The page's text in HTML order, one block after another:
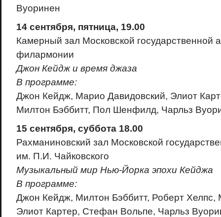
Вуоринен
14 сентября, пятница, 19.00
Камерный зал Московской государственной
филармонии
Джон Кейдж и время джаза
В программе:
Джон Кейдж, Марио Давидовский, Элиот
Милтон Бэббитт, Пол Шенфилд, Чарльз
15 сентября, суббота 18.00
Рахманиновский зал Московской
им. П.И. Чайковского
Музыкальный мир Нью-Йорка эпохи Кейджа
В программе:
Джон Кейдж, Милтон Бэббитт, Роберт
Элиот Картер, Cтефан Вольпе, Чарльз